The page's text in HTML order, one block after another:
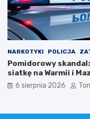
NARKOTYKI POLICJA
Pomidorowy
siatkę na Warmii i
6 sierpnia 2026